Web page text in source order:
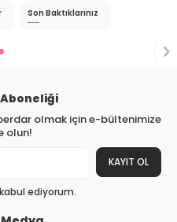
Son Baktıklarınız
olmak için e-bültenimize
olun!
KAYIT OL
ediyorum.